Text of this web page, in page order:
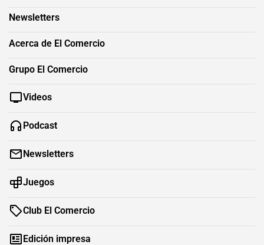
Newsletters
Acerca de El Comercio
Grupo El Comercio
Videos
Podcast
Newsletters
Juegos
Club El Comercio
Edición impresa